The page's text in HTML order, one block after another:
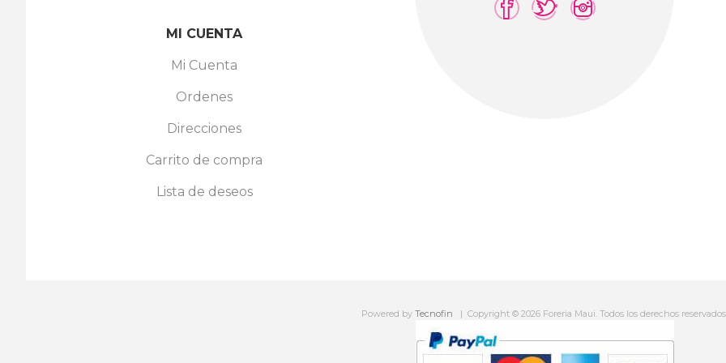
MI CUENTA
Mi Cuenta
Ordenes
Direcciones
Carrito de compra
Lista de deseos
Powered by Tecnofin Copyright © 2026 Foreria Maui. Todos los derechos